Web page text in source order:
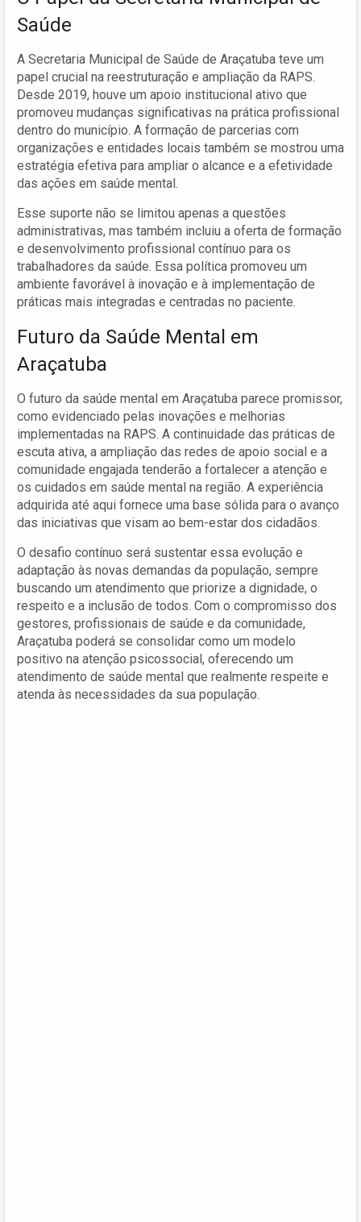
Saúde
A Secretaria Municipal de Saúde de Araçatuba teve um
papel crucial na reestruturação e ampliação da RAPS.
Desde 2019, houve um apoio institucional ativo que
promoveu mudanças significativas na prática profissional
dentro do município. A formação de parcerias com
organizações e entidades locais também se mostrou uma
estratégia efetiva para ampliar o alcance e a efetividade
das ações em saúde mental.
Esse suporte não se limitou apenas a questões
administrativas, mas também incluiu a oferta de formação
e desenvolvimento profissional contínuo para os
trabalhadores da saúde. Essa política promoveu um
ambiente favorável à inovação e à implementação de
práticas mais integradas e centradas no paciente.
Futuro da Saúde Mental em
Araçatuba
O futuro da saúde mental em Araçatuba parece promissor,
como evidenciado pelas inovações e melhorias
implementadas na RAPS. A continuidade das práticas de
escuta ativa, a ampliação das redes de apoio social e a
comunidade engajada tenderão a fortalecer a atenção e
os cuidados em saúde mental na região. A experiência
adquirida até aqui fornece uma base sólida para o avanço
das iniciativas que visam ao bem-estar dos cidadãos.
O desafio contínuo será sustentar essa evolução e
adaptação às novas demandas da população, sempre
buscando um atendimento que priorize a dignidade, o
respeito e a inclusão de todos. Com o compromisso dos
gestores, profissionais de saúde e da comunidade,
Araçatuba poderá se consolidar como um modelo
positivo na atenção psicossocial, oferecendo um
atendimento de saúde mental que realmente respeite e
atenda às necessidades da sua população.